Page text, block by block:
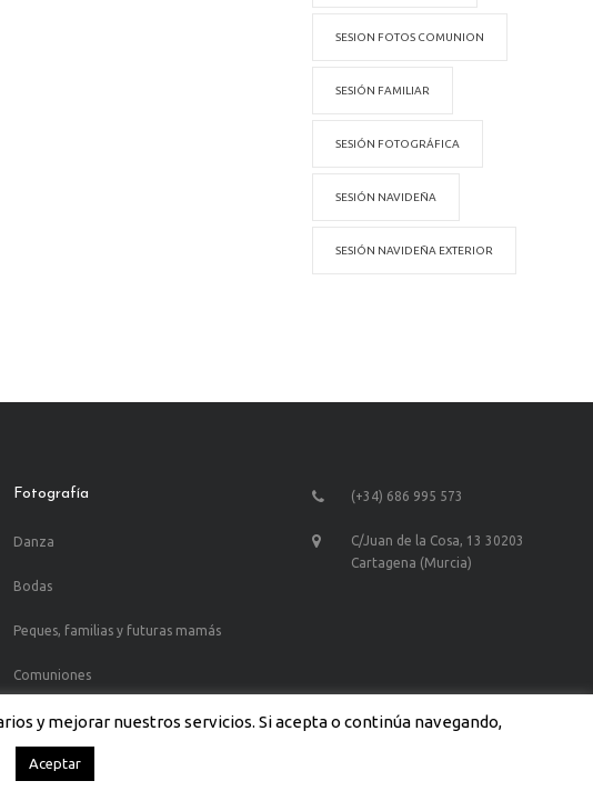
SESION FOTOS COMUNION
SESIÓN FAMILIAR
SESIÓN FOTOGRÁFICA
SESIÓN NAVIDEÑA
SESIÓN NAVIDEÑA EXTERIOR
Fotografía
Danza
Bodas
Peques, familias y futuras mamás
Comuniones
(+34) 686 995 573
C/Juan de la Cosa, 13 30203
Cartagena (Murcia)
y mejorar nuestros servicios. Si acepta o continúa navegando,
Aceptar